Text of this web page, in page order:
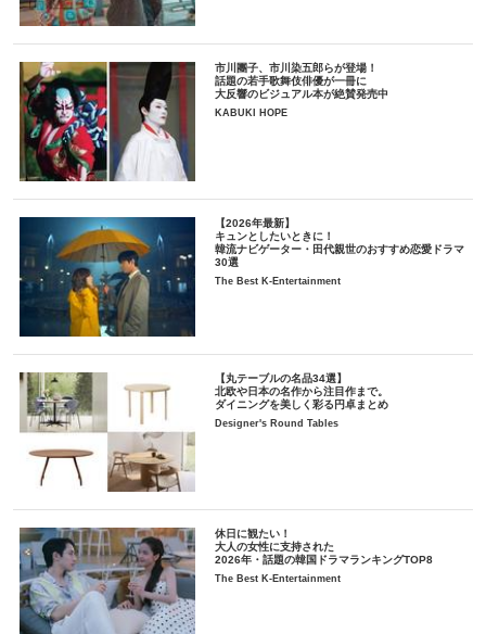
市川團子、市川染五郎らが登場！
話題の若手歌舞伎俳優が一冊に
大反響のビジュアル本が絶賛発売中
KABUKI HOPE
【2026年最新】
キュンとしたいときに！
韓流ナビゲーター・田代親世のおすすめ恋愛ドラマ
30選
The Best K-Entertainment
【丸テーブルの名品34選】
北欧や日本の名作から注目作まで。
ダイニングを美しく彩る円卓まとめ
Designer's Round Tables
休日に観たい！
大人の女性に支持された
2026年・話題の韓国ドラマランキングTOP8
The Best K-Entertainment